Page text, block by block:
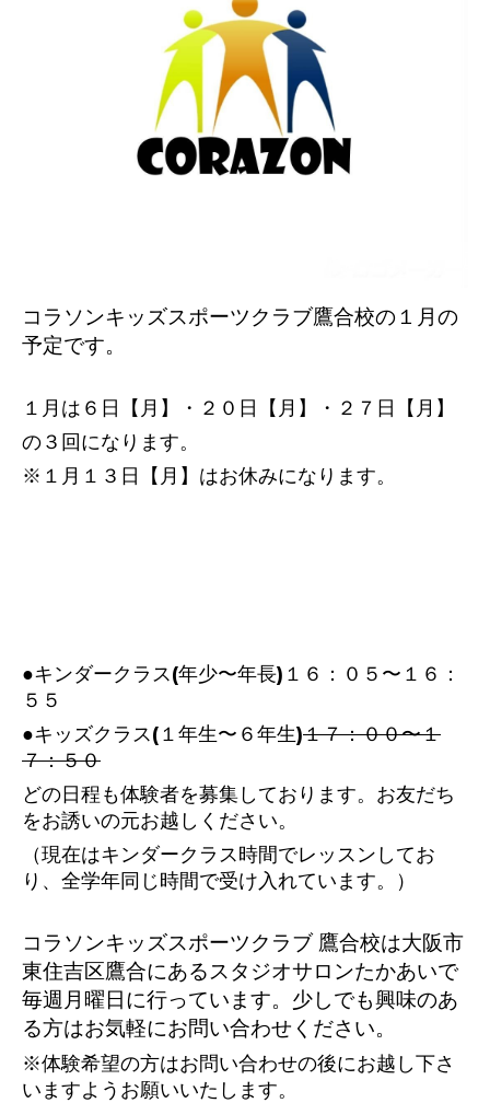
コラソンキッズスポーツクラブ鷹合校の１ 月の
予定です。
１月は６ 日【月 】・２０ 日【月】・２７日【月】
の３ 回になります。
※１月１３日【月】はお休みになります。
●キンダークラス(年少〜年長)１６：０５〜１６：
５５
●キッズクラス(１年生〜６年生)１７：００〜１
７：５０
どの日程も体験者を募集しております。お友だち
をお誘いの元お越しください。
（現在はキンダークラス時間でレッスンしてお
り、全学年同じ時間で受け入れています。）
コラソンキッズスポーツクラブ 鷹合校は大阪市
東住吉区鷹合にあるスタジオサロンたかあいで
毎週月曜日に行っています。少しでも興味のあ
る方はお気軽にお問い合わせください。
※体験希望の方はお問い合わせの後にお越し下さ
いますようお願いいたします。